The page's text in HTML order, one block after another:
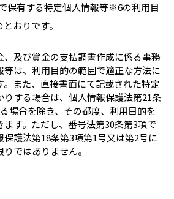
保有する特定個人情報等※6の利用目
おりです。
、及び賞金の支払調書作成に係る事務
等は、利用目的の範囲で適正な方法に
。また、直接書面にて記載された特定
りする場合は、個人情報保護法第21条
場合を除き、その都度、利用目的を
ます。ただし、番号法第30条第3項で
護法第18条第3項第1号又は第2号に
ではありません。